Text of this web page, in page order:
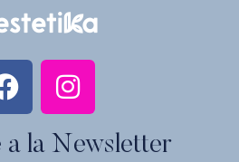
la Newsletter